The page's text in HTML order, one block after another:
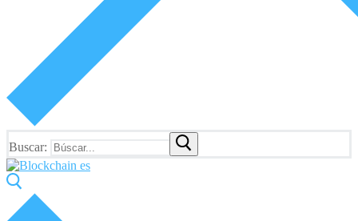
Buscar: